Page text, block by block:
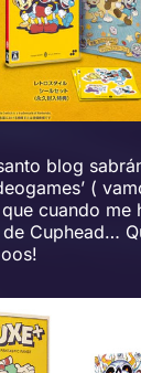
blog
(
cuando me
Cuphead…